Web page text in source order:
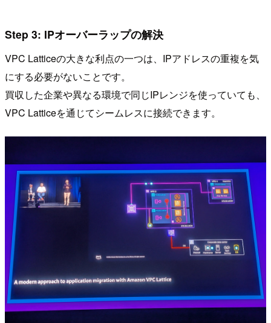
Step 3: IPオーバーラップの解決
VPC Latticeの大きな利点の一つは、IPアドレスの重複を気
にする必要がないことです。
買収した企業や異なる環境で同じIPレンジを使っていても、
VPC Latticeを通じてシームレスに接続できます。